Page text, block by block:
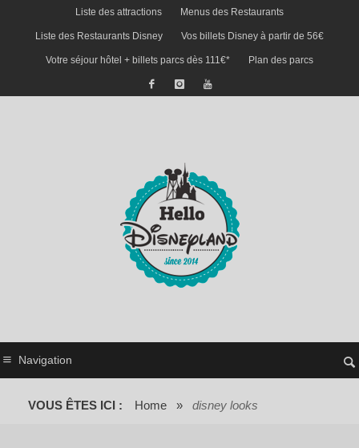
Liste des attractions Menus des Restaurants
Liste des Restaurants Disney Vos billets Disney à partir de 56€
Votre séjour hôtel + billets parcs dès 111€* Plan des parcs
Navigation
VOUS ÊTES ICI : Home » disney looks